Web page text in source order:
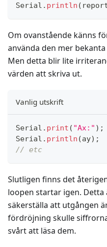
Serial . println (
Om ovanstående känns
använda den mer
Men detta blir lite
värden att skriva ut.
Vanlig utskrift
Serial . print ( "Ax:" ) ;
Serial . println (ay) ;
// etc
Slutligen finns det
loopen startar igen.
säkerställa att utgången
fördröjning skulle
svårt att läsa dem.